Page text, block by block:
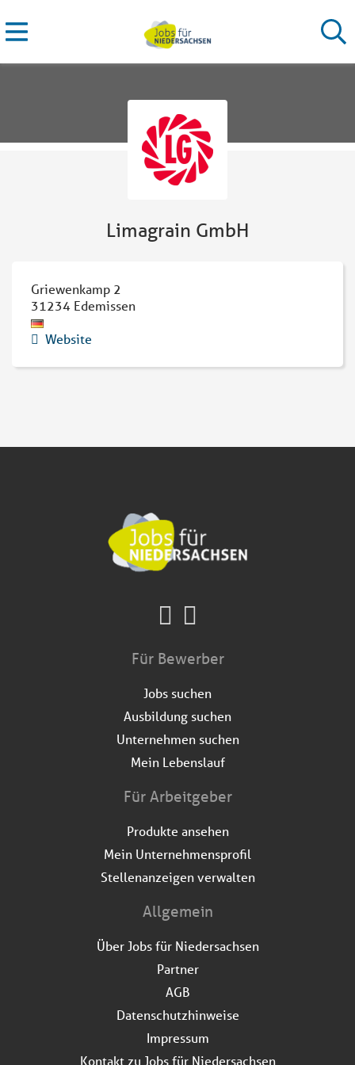
Limagrain GmbH
Griewenkamp 2
31234 Edemissen
Website
Für Bewerber
Jobs suchen
Ausbildung suchen
Unternehmen suchen
Mein Lebenslauf
Für Arbeitgeber
Produkte ansehen
Mein Unternehmensprofil
Stellenanzeigen verwalten
Allgemein
Über Jobs für Niedersachsen
Partner
AGB
Datenschutzhinweise
Impressum
Kontakt zu Jobs für Niedersachsen